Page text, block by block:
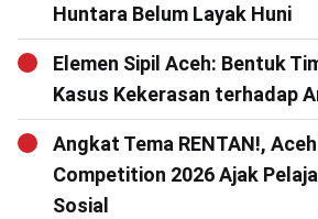
Huntara Belum Layak Huni
Elemen Sipil Aceh: Bentuk
Kasus Kekerasan terhadap
Angkat Tema RENTAN!,
Competition 2026 Ajak
Sosial